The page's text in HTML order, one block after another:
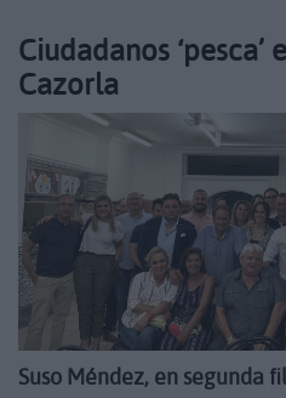
Ciudadanos
Cazorla
Suso Méndez, en segunda